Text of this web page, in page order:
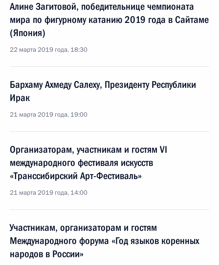
Алине Загитовой, победительнице чемпионата
мира по фигурному катанию 2019 года в Сайтаме
(Япония)
22 марта 2019 года, 18:30
Бархаму Ахмеду Салеху, Президенту Республики
Ирак
21 марта 2019 года, 19:00
Организаторам, участникам и гостям VI
международного фестиваля искусств
«Транссибирский Арт-Фестиваль»
21 марта 2019 года, 14:00
Участникам, организаторам и гостям
Международного форума «Год языков коренных
народов в России»